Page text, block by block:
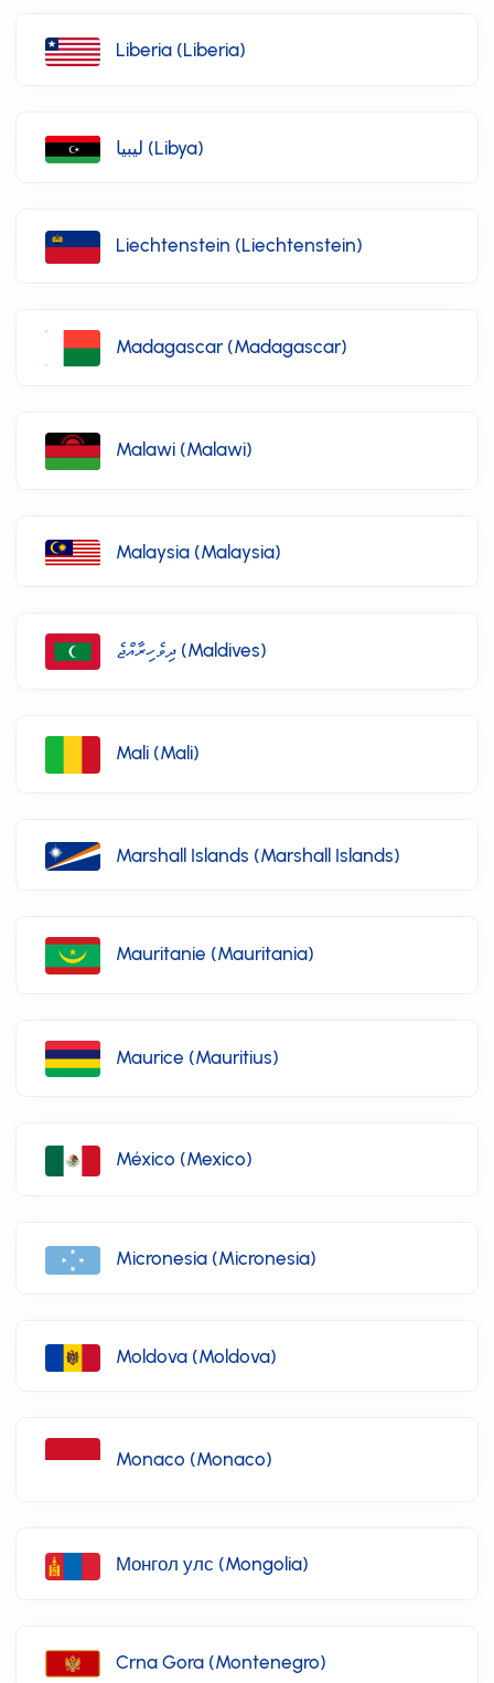
Liberia (Liberia)
ليبيا (Libya)
Liechtenstein (Liechtenstein)
Madagascar (Madagascar)
Malawi (Malawi)
Malaysia (Malaysia)
ދިވެހިރާއްޖެ (Maldives)
Mali (Mali)
Marshall Islands (Marshall Islands)
Mauritanie (Mauritania)
Maurice (Mauritius)
México (Mexico)
Micronesia (Micronesia)
Moldova (Moldova)
Monaco (Monaco)
Монгол улс (Mongolia)
Crna Gora (Montenegro)